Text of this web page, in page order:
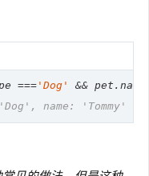
=== 'Dog'
&&
name: 'Tommy' }